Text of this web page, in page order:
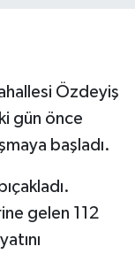
Özdeyiş
gün önce
başladı.
gelen 112